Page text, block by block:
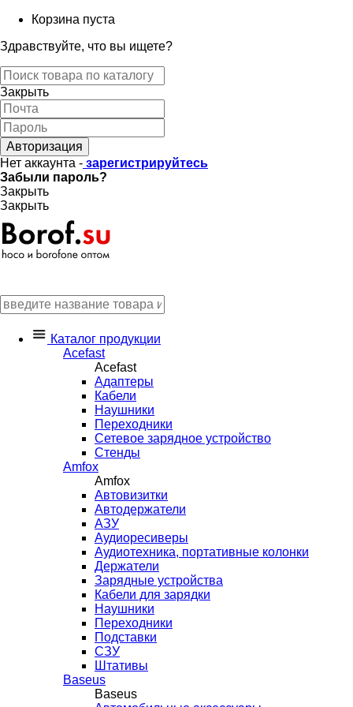
Корзина пуста
Здравствуйте, что вы ищете?
Закрыть
Авторизация
Нет аккаунта - зарегистрируйтесь
Забыли пароль?
Закрыть
Закрыть
Каталог продукции
Acefast
Acefast
Адаптеры
Кабели
Наушники
Переходники
Сетевое зарядное устройство
Стенды
Amfox
Amfox
Автовизитки
Автодержатели
АЗУ
Аудиоресиверы
Аудиотехника, портативные колонки
Держатели
Зарядные устройства
Кабели для зарядки
Наушники
Переходники
Подставки
СЗУ
Штативы
Baseus
Baseus